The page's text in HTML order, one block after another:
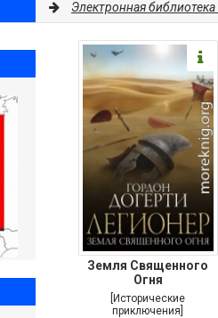
Электронная
Земля Священного
Огня
[Исторические
приключения]